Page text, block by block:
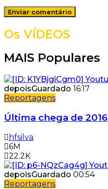
Os VÍDEOS
MAIS Populares
depoisGuardado 16:17
Reportagens
Última chega de 2016
hfsilva
6M
22.2K
depoisGuardado 00:54
Reportagens